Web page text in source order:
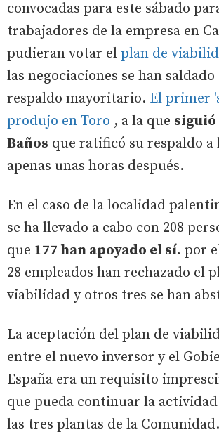
convocadas para este sábado
trabajadores de la empresa en
pudieran votar el plan de
las negociaciones se han
respaldo mayoritario. El primer
produjo en Toro , a la que siguió
Baños que ratificó su respaldo a
apenas unas horas después.
En el caso de la localidad
se ha llevado a cabo con 208
que 177 han apoyado el sí. por
28 empleados han rechazado el
viabilidad y otros tres se han
La aceptación del plan de
entre el nuevo inversor y el
España era un requisito
que pueda continuar la
las tres plantas de la